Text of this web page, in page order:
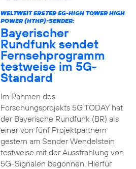
WELTWEIT ERSTER 5G-HIGH TOWER HIGH
POWER (HTHP)-SENDER:
Bayerischer
Rundfunk sendet
Fernsehprogramm
testweise im 5G-
Standard
Im Rahmen des
Forschungsprojekts 5G TODAY hat
der Bayerische Rundfunk (BR) als
einer von fünf Projektpartnern
gestern am Sender Wendelstein
testweise mit der Ausstrahlung von
5G-Signalen begonnen. Hierfür